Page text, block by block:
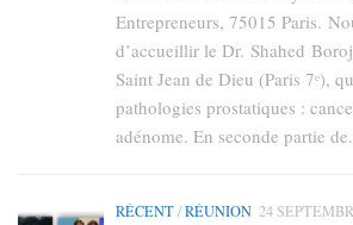
Entrepreneurs, 75015 Paris.
d’accueillir le Dr. Shahed
Saint Jean de Dieu (Paris 7ᵉ),
pathologies prostatiques :
adénome. En seconde partie
RÉCENT/RÉUNION 24